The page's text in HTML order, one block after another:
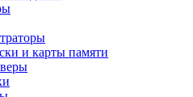
и карты памяти